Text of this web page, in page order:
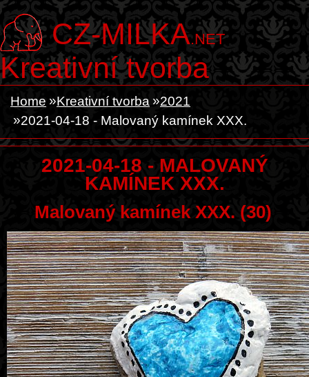
CZ-MILKA.NET
Kreativní tvorba
Home Kreativní tvorba
2021
2021-04-18 - Malovaný kamínek XXX.
2021-04-18 - MALOVANÝ
KAMÍNEK XXX.
Malovaný kamínek XXX. (30)